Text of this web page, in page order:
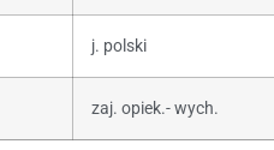
j. polski
zaj. opiek.- wych.